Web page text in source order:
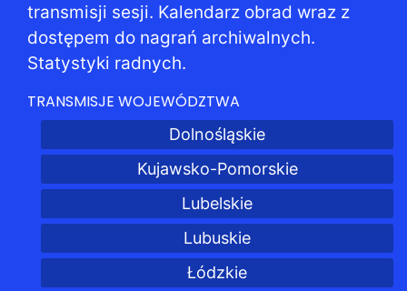
transmisji sesji. Kalendarz obrad wraz z
dostępem do nagrań archiwalnych.
Statystyki radnych.
TRANSMISJE WOJEWÓDZTWA
Dolnośląskie
Kujawsko-Pomorskie
Lubelskie
Lubuskie
Łódzkie